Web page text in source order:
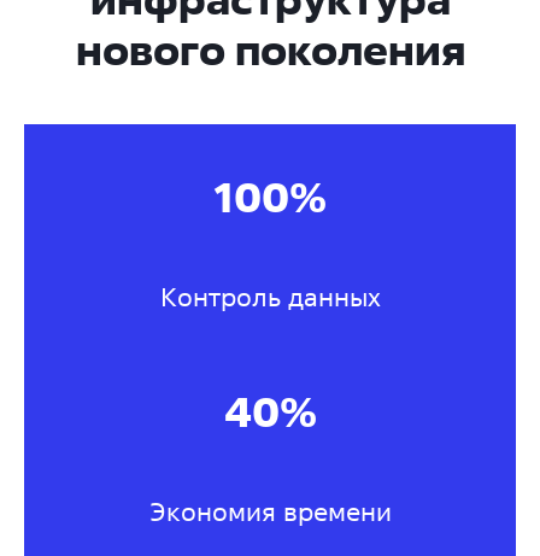
нового поколения
100%
Контроль данных
40%
Экономия времени